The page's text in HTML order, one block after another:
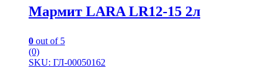
Мармит LARA LR12-15 2л
0 out of 5
(0)
SKU: ГЛ-00050162